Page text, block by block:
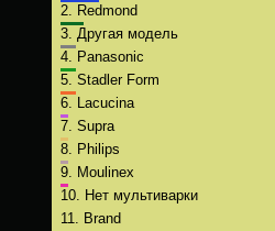
2.
Redmond
3. Другая модель
4.
Panasonic
5. Stadler Form
6.
Lacucina
7. Supra
8.
Philips
9.
Moulinex
10.
Нет мультиварки
11.
Brand